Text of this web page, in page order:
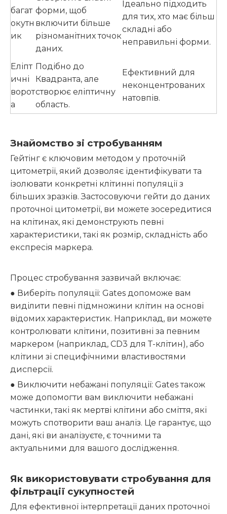
багат
окутн
ик
форми, щоб
включити більше
різноманітних точок
даних.
Ідеально підходить
для тих, хто має більш
складні або
неправильні форми.
Еліпт
ичні
ворот
а
Подібно до
Квадранта, але
створює еліптичну
область.
Ефективний для
неконцентрованих
натовпів.
Знайомство зі стробуванням
Гейтінг є ключовим методом у проточній
цитометрії, який дозволяє ідентифікувати та
ізолювати конкретні клітинні популяції з
більших зразків. Застосовуючи гейти до даних
проточної цитометрії, ви можете зосередитися
на клітинах, які демонструють певні
характеристики, такі як розмір, складність або
експресія маркера.
Процес стробування зазвичай включає:
● Виберіть популяції: Gates допоможе вам
виділити певні підмножини клітин на основі
відомих характеристик. Наприклад, ви можете
контролювати клітини, позитивні за певним
маркером (наприклад, CD3 для Т-клітин), або
клітини зі специфічними властивостями
дисперсії.
● Виключити небажані популяції: Gates також
може допомогти вам виключити небажані
частинки, такі як мертві клітини або сміття, які
можуть спотворити ваш аналіз. Це гарантує, що
дані, які ви аналізуєте, є точними та
актуальними для вашого дослідження.
Як використовувати стробування для
фільтрації сукупностей
Для ефективної інтерпретації даних проточної